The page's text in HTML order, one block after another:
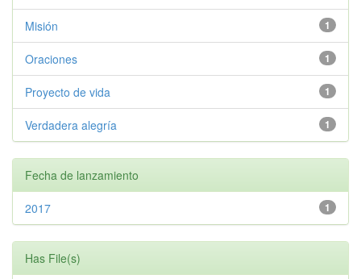
1
Misión
1
Oraciones
1
Proyecto de vida
1
Verdadera alegría
Fecha de lanzamiento
1
2017
Has File(s)